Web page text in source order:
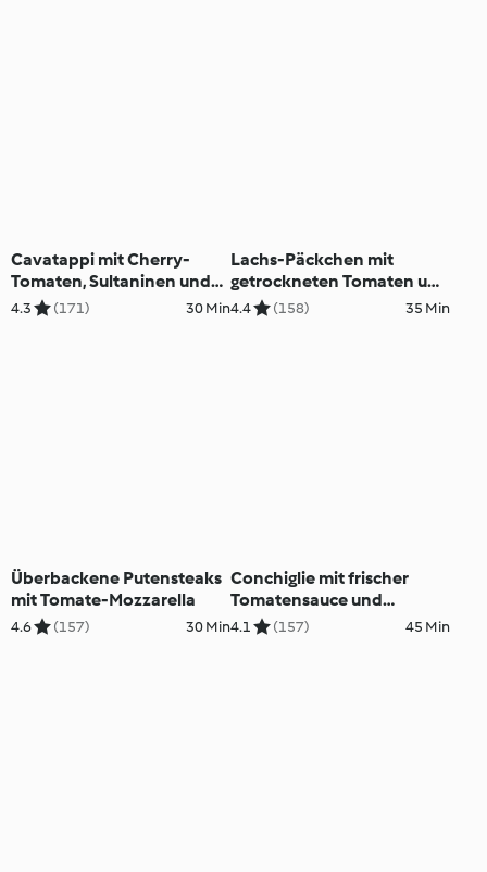
Cavatappi mit Cherry-
Tomaten, Sultaninen und
Ingwer
4.3 (171) 30 Min
Lachs-Päckchen mit
getrockneten Tomaten und
Couscous
4.4 (158) 35 Min
Überbackene Putensteaks
mit Tomate-Mozzarella
4.6 (157) 30 Min
Conchiglie mit frischer
Tomatensauce und
Ziegenkäse
4.1 (157) 45 Min